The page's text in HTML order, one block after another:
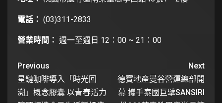
電話： (03)311-2833
營業時間： 週一至週日 12：00 ~ 21：00
Previous
星鏈咖啡導入「時光回
溯」概念膠囊 以青春活力
Next
德寶地產曼谷營運總部開
幕 攜手泰國巨擘SANSIRI